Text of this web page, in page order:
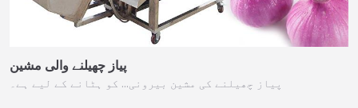
پیاز چھیلنے والی مشین
پیاز چھیلنے کی مشین بیرونی… کو ہٹانے کے لیے ہے۔